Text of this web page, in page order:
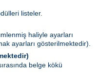
listeler.
haliyle ayarları
ayarları gösterilmektedir).
belge kökü